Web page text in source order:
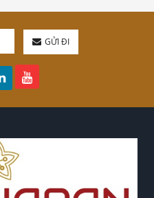
GỬI ĐI